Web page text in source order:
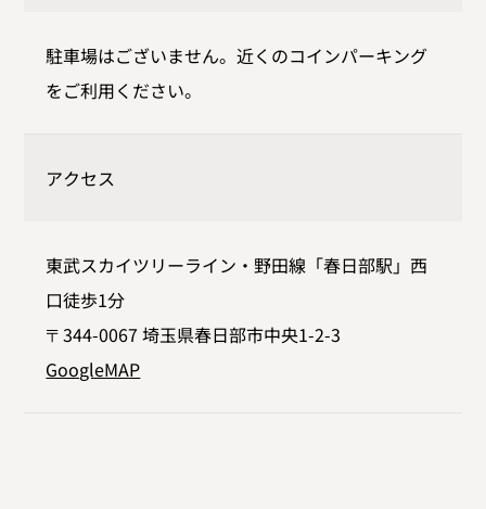
駐車場はございません。近くのコインパーキング
をご利用ください。
アクセス
東武スカイツリーライン・野田線「春日部駅」西
口徒歩1分
〒344-0067 埼玉県春日部市中央1-2-3
GoogleMAP